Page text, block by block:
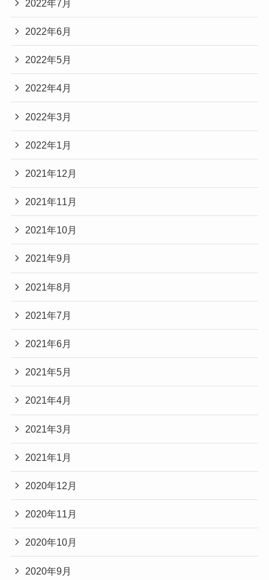
2022年7月
2022年6月
2022年5月
2022年4月
2022年3月
2022年1月
2021年12月
2021年11月
2021年10月
2021年9月
2021年8月
2021年7月
2021年6月
2021年5月
2021年4月
2021年3月
2021年1月
2020年12月
2020年11月
2020年10月
2020年9月